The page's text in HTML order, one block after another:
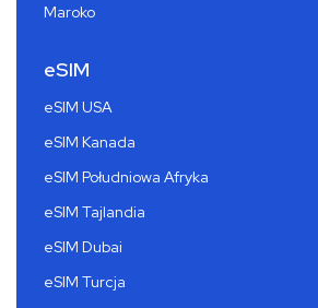
Maroko
eSIM
eSIM USA
eSIM Kanada
eSIM Południowa Afryka
eSIM Tajlandia
eSIM Dubai
eSIM Turcja